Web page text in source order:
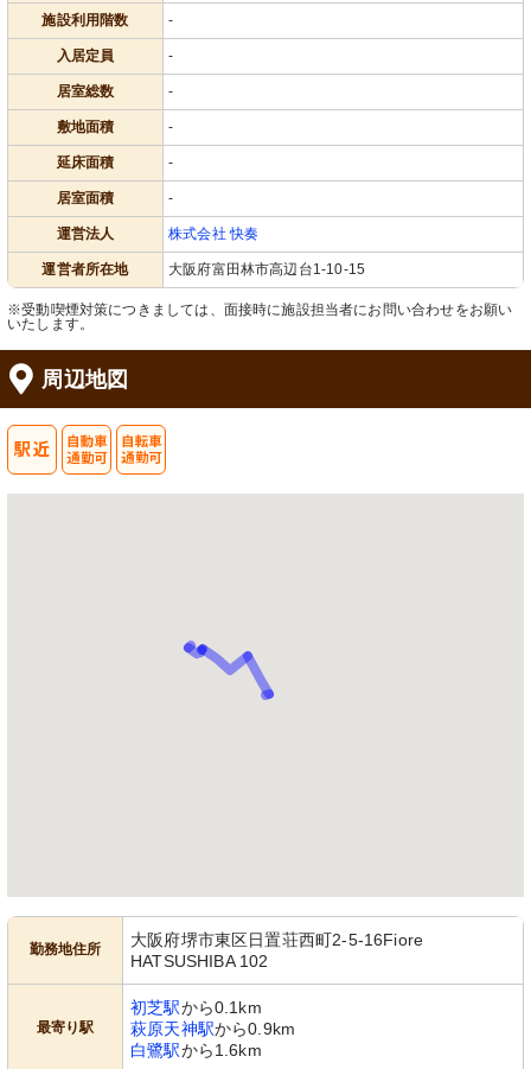
施設利用階数 -
入居定員 -
居室総数 -
敷地面積 -
延床面積 -
居室面積 -
運営法人 株式会社 快奏
運営者所在地 大阪府富田林市高辺台1-10-15
※受動喫煙対策につきましては、面接時に施設担当者にお問い合わせをお願い
いたします。
周辺地図
勤務地住所
大阪府堺市東区日置荘西町2-5-16Fiore
HATSUSHIBA 102
最寄り駅
初芝駅から0.1km
萩原天神駅から0.9km
白鷺駅から1.6km